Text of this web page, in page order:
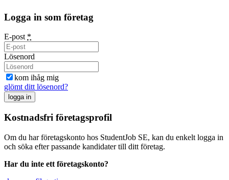
Logga in som företag
E-post *
Lösenord
kom ihåg mig
glömt ditt lösenord?
logga in
Kostnadsfri företagsprofil
Om du har företagskonto hos StudentJob SE, kan du enkelt logga in
och söka efter passande kandidater till ditt företag.
Har du inte ett företagskonto?